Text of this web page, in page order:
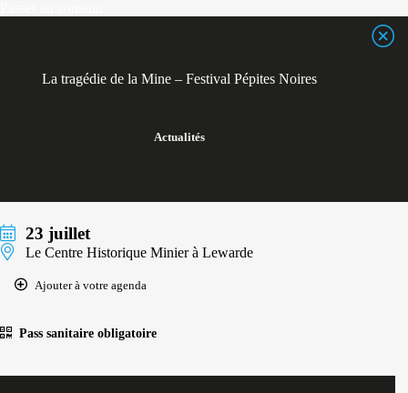
La tragédie de la Mine – Festival Pépites Noires
Actualités
23 juillet
Le Centre Historique Minier à Lewarde
Ajouter à votre agenda
Pass sanitaire obligatoire